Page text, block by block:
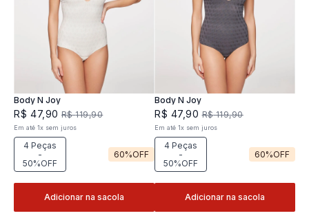
Body N Joy
R$ 47,90 R$ 119,90
Em até1x sem juros
4 Peças
-
50%OFF
60%OFF
Adicionar na sacola
Body N Joy
R$ 47,90 R$ 119,90
Em até 1x sem juros
4 Peças
-
50%OFF
60%OFF
Adicionar na sacola